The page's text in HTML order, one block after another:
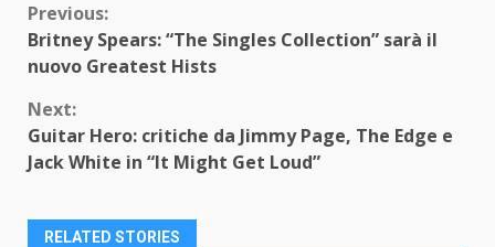
Continue
Reading
Previous:
Britney Spears: “The Singles Collection” sarà il
nuovo Greatest Hists
Next:
Guitar Hero: critiche da Jimmy Page, The Edge e
Jack White in “It Might Get Loud”
RELATED STORIES